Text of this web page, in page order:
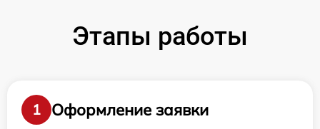
Этапы работы
1
Оформление заявки